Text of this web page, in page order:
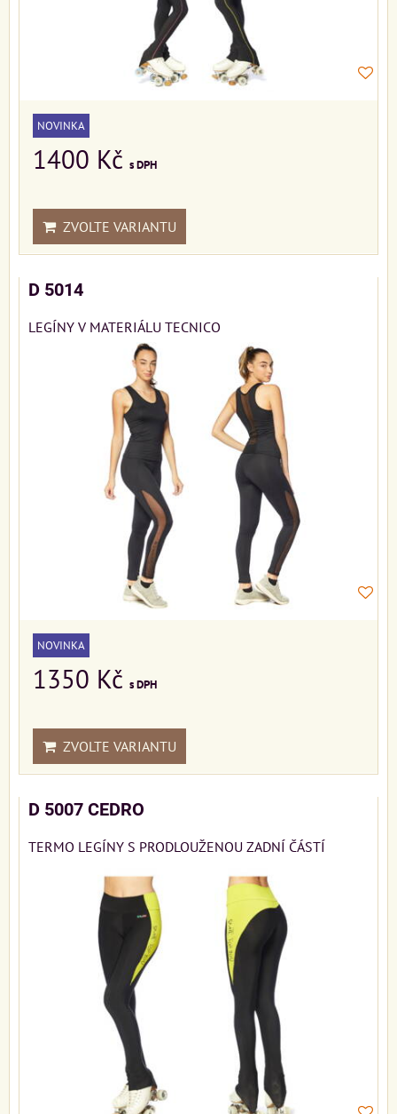
NOVINKA
1400 Kč s DPH
ZVOLTE VARIANTU
D 5014
LEGÍNY V MATERIÁLU TECNICO
NOVINKA
1350 Kč s DPH
ZVOLTE VARIANTU
D 5007 CEDRO
TERMO LEGÍNY S PRODLOUŽENOU ZADNÍ ČÁSTÍ